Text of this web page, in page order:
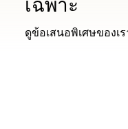
เฉพาะ
ดูข้อเสนอพิเศษของเ